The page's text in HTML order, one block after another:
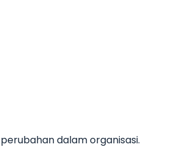
dalam organisasi.